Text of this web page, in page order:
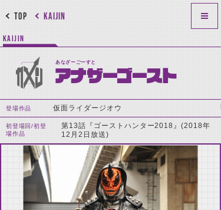
KAIJIN
TOP
KAIJIN
あなざーごーすと
アナザーゴースト
登場作品 仮面ライダージオウ
初登場回/初登
場作品
第13話『ゴーストハンター2018』(2018年
12月2日放送)